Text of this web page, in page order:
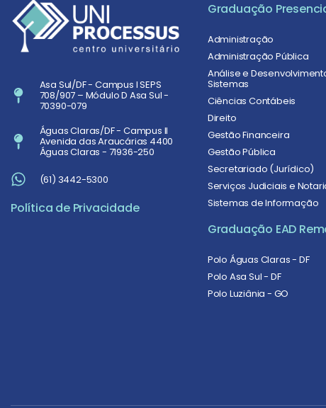
Asa Sul/DF - Campus I SEPS
708/907 – Módulo D Asa Sul -
70390-079
Águas Claras/DF - Campus II
Avenida das Araucárias 4400
Águas Claras - 71936-250
(61) 3442-5300
Política de Privacidade
Graduação
Administração
Administração Pública
Análise e
Sistemas
Ciências Contábeis
Direito
Gestão Financeira
Gestão Pública
Secretariado (Jurídico)
Serviços Judiciais e
Sistemas de Informação
Graduação EAD
Polo Águas Claras - DF
Polo Asa Sul - DF
Polo Luziânia - GO